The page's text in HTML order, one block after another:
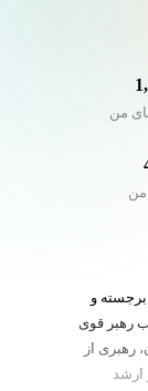
من
من
و
رهبر قوی
رهبری از
ارشد